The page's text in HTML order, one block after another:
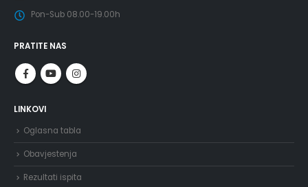
Pon-Sub 08.00-19.00h
PRATITE NAS
LINKOVI
Oglasna tabla
Obavjestenja
Rezultati ispita